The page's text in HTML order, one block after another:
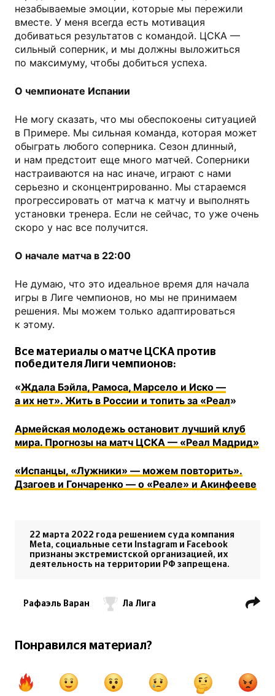
незабываемые эмоции, которые мы пережили
вместе. У меня всегда есть мотивация
добиваться результатов с командой. ЦСКА —
сильный соперник, и мы должны выложиться
по максимуму, чтобы добиться успеха.
О чемпионате Испании
Не могу сказать, что мы обеспокоены ситуацией
в Примере. Мы сильная команда, которая может
обыграть любого соперника. Сезон длинный,
и нам предстоит еще много матчей. Соперники
настраиваются на нас иначе, играют с нами
серьезно и сконцентрированно. Мы стараемся
прогрессировать от матча к матчу и выполнять
установки тренера. Если не сейчас, то уже очень
скоро у нас все получится.
О начале матча в 22:00
Не думаю, что это идеальное время для начала
игры в Лиге чемпионов, но мы не принимаем
решения. Мы можем только адаптироваться
к этому.
Все материалы о матче ЦСКА против
победителя Лиги чемпионов:
«Ждала Бэйла, Рамоса, Марсело и Иско —
а их нет». Жить в России и топить за «Реал»
Армейская молодежь остановит лучший клуб
мира. Прогнозы на матч ЦСКА — «Реал Мадрид»
«Испанцы, «Лужники» — можем повторить».
Дзагоев и Гончаренко — о «Реале» и Акинфееве
22 марта 2022 года решением суда компания
Meta, социальные сети Instagram и Facebook
признаны экстремистской организацией, их
деятельность на территории РФ запрещена.
Рафаэль Варан Ла Лига
ПФК ЦСКА Москва
Серхио Рамос Хулен Лопетеги
Понравился материал?